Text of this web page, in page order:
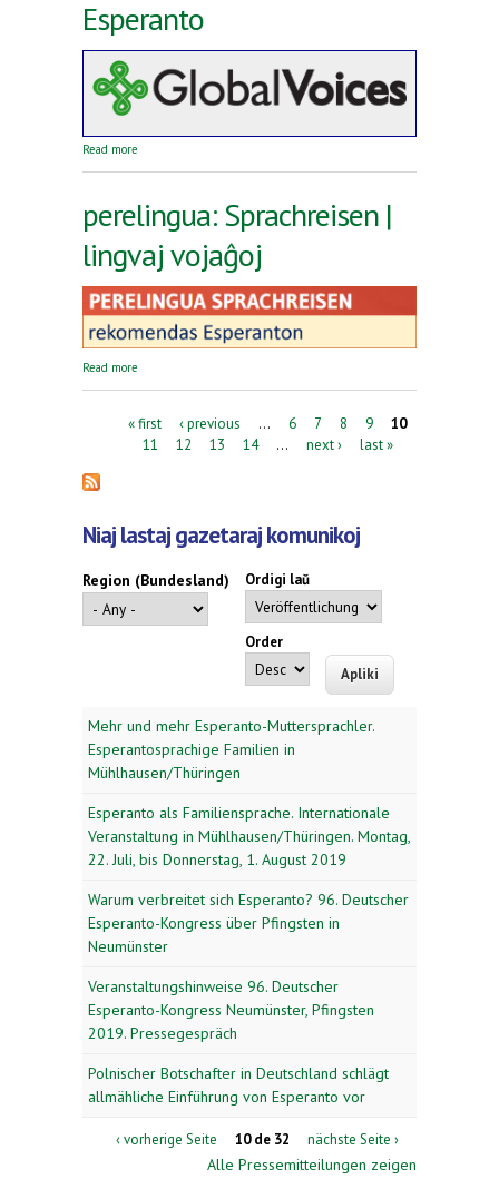
Esperanto
Read more
perelingua: Sprachreisen |
lingvaj vojaĝoj
Read more
Pages
« first ‹ previous … 6 7 8 9
10
11
12 13 14 … next › last »
Niaj lastaj gazetaraj komunikoj
Region (Bundesland) Ordigi laŭ
Order
Mehr und mehr Esperanto-Muttersprachler.
Esperantosprachige Familien in
Mühlhausen/Thüringen
Esperanto als Familiensprache. Internationale
Veranstaltung in Mühlhausen/Thüringen. Montag,
22. Juli, bis Donnerstag, 1. August 2019
Warum verbreitet sich Esperanto? 96. Deutscher
Esperanto-Kongress über Pfingsten in
Neumünster
Veranstaltungshinweise 96. Deutscher
Esperanto-Kongress Neumünster, Pfingsten
2019. Pressegespräch
Polnischer Botschafter in Deutschland schlägt
allmähliche Einführung von Esperanto vor
‹ vorherige Seite 10 de 32 nächste Seite ›
Alle Pressemitteilungen zeigen